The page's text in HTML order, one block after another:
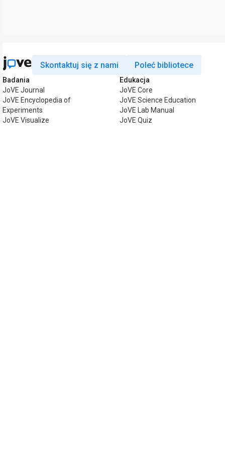
Skontaktuj się z nami Poleć bibliotece
Badania
JoVE Journal
JoVE Encyclopedia of
Experiments
JoVE Visualize
Edukacja
JoVE Core
JoVE Science Education
JoVE Lab Manual
JoVE Quiz